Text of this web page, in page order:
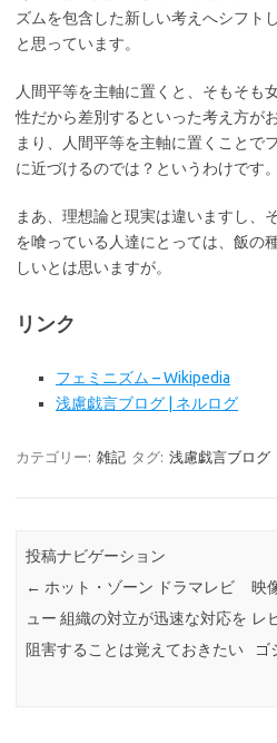
ズムを包含した新しい考えへシフト
と思っています。
人間平等を主軸に置くと、そもそも
性だから差別するといった考え方が
まり、人間平等を主軸に置くことで
に近づけるのでは？というわけです。
まあ、理想論と現実は違いますし、
を喰っている人達にとっては、飯の
しいとは思いますが。
リンク
フェミニズム – Wikipedia
浅慮戯言ブログ | ネルログ
カテゴリー: 雑記 タグ: 浅慮戯言ブログ
投稿ナビゲーション
← ホット・ゾーン ドラマレビ
ュー 組織の対立が迅速な対応を
阻害することは覚えておきたい
映
レ
ゴ